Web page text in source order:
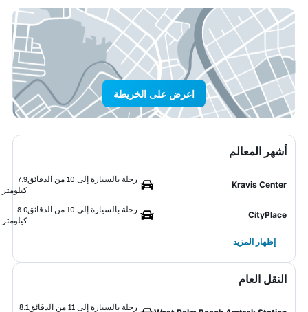
اعرض على الخريطة
أشهر المعالم
Kravis Center
رحلة بالسيارة إلى 10 من الدقائق
7.9
كيلومتر
CityPlace
رحلة بالسيارة إلى 10 من الدقائق
8.0
كيلومتر
إظهار المزيد
النقل العام
رحلة بالسيارة إلى 11 من الدقائق
8.1